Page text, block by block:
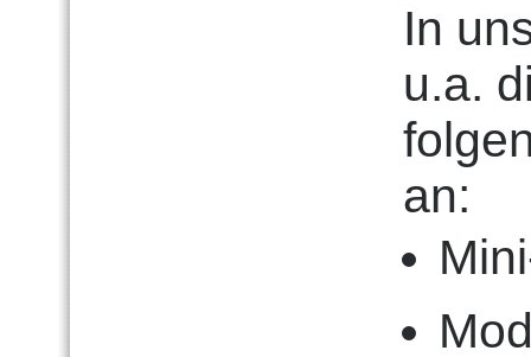
In
u.a.
an: